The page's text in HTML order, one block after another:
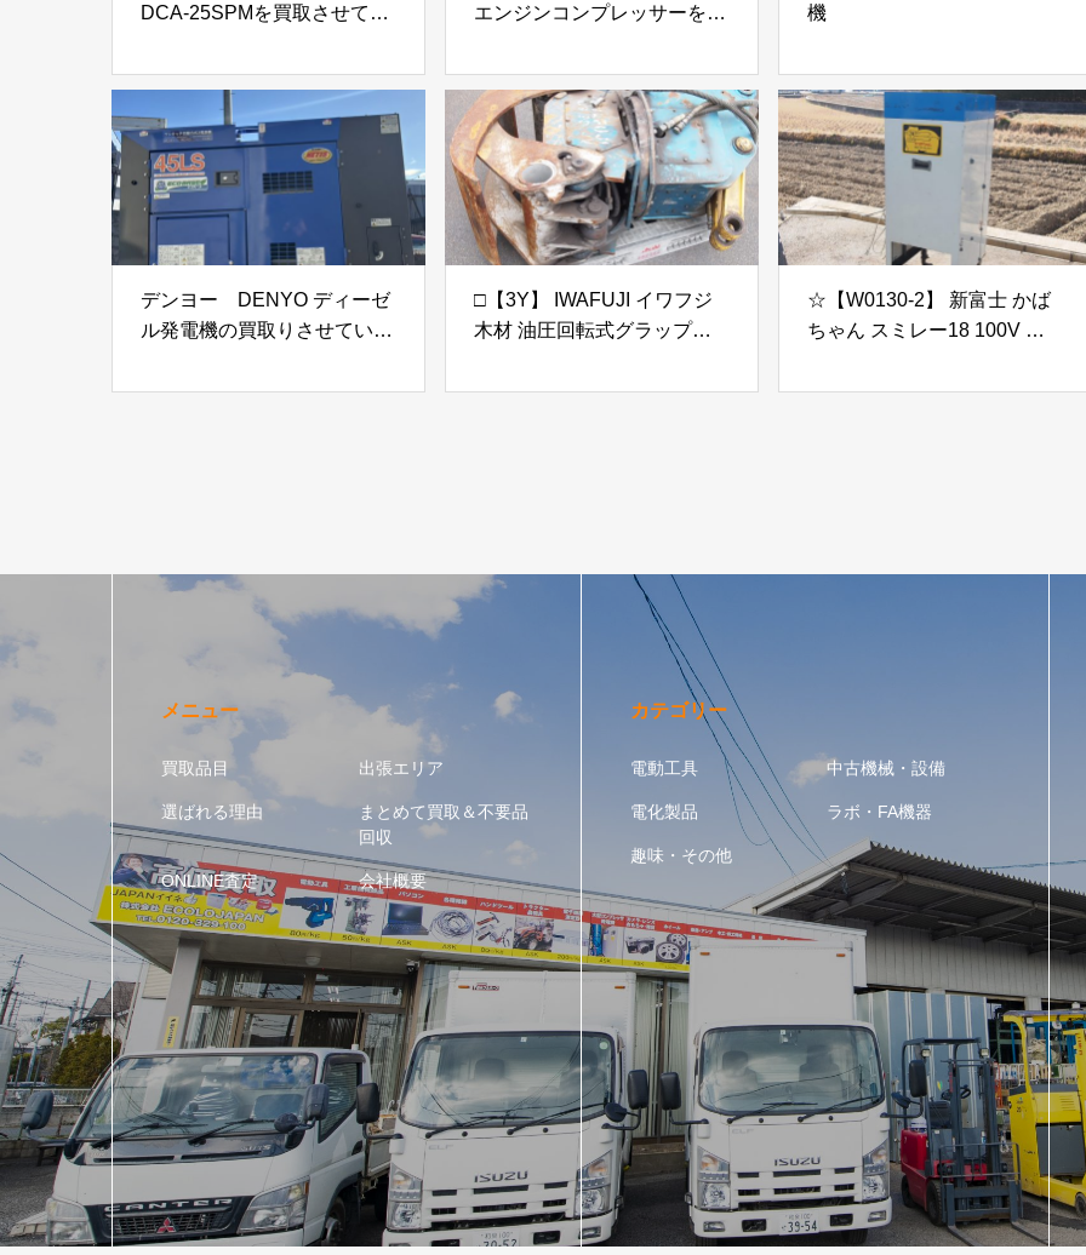
DCA-25SPMを買取させて頂
エンジンコンプレッサーを買
機
デンヨー DENYO ディーゼ
ル発電機の買取りさせていた
□【3Y】 IWAFUJI イワフジ
木材 油圧回転式グラップル
GS90LJV 取り外し品 ピン径
☆【W0130-2】 新富士 かば
ちゃん スミレー18 100V 動
メニュー
買取品目 出張エリア
選ばれる理由
まとめて買取＆不要品
回収
ONLINE査定 会社概要
カテゴリー
電動工具 中古機械・設備
電化製品 ラボ・FA機器
趣味・その他